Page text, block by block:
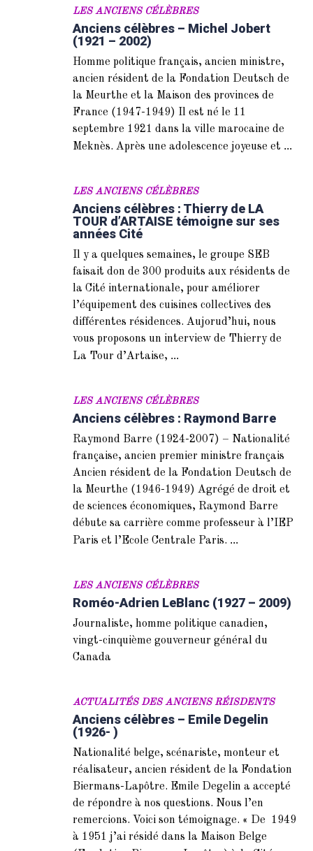
LES ANCIENS CÉLÈBRES
Anciens célèbres – Michel Jobert
(1921 – 2002)
Homme politique français, ancien ministre,
ancien résident de la Fondation Deutsch de
la Meurthe et la Maison des provinces de
France (1947-1949) Il est né le 11
septembre 1921 dans la ville marocaine de
Meknès. Après une adolescence joyeuse et ...
LES ANCIENS CÉLÈBRES
Anciens célèbres : Thierry de LA
TOUR d’ARTAISE témoigne sur ses
années Cité
Il y a quelques semaines, le groupe SEB
faisait don de 300 produits aux résidents de
la Cité internationale, pour améliorer
l’équipement des cuisines collectives des
différentes résidences. Aujorud’hui, nous
vous proposons un interview de Thierry de
La Tour d’Artaise, ...
LES ANCIENS CÉLÈBRES
Anciens célèbres : Raymond Barre
Raymond Barre (1924-2007) – Nationalité
française, ancien premier ministre français
Ancien résident de la Fondation Deutsch de
la Meurthe (1946-1949) Agrégé de droit et
de sciences économiques, Raymond Barre
débute sa carrière comme professeur à l’IEP
Paris et l’Ecole Centrale Paris. ...
LES ANCIENS CÉLÈBRES
Roméo-Adrien LeBlanc (1927 – 2009)
Journaliste, homme politique canadien,
vingt-cinquième gouverneur général du
Canada
ACTUALITÉS DES ANCIENS RÉISDENTS
Anciens célèbres – Emile Degelin
(1926- )
Nationalité belge, scénariste, monteur et
réalisateur, ancien résident de la Fondation
Biermans-Lapôtre. Emile Degelin a accepté
de répondre à nos questions. Nous l’en
remercions. Voici son témoignage. « De 1949
à 1951 j’ai résidé dans la Maison Belge